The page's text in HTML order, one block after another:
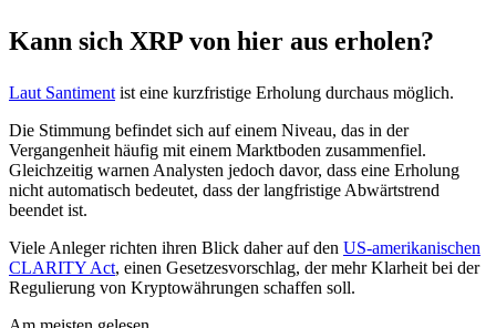
Kann sich XRP von hier aus erholen?
Laut Santiment ist eine kurzfristige Erholung durchaus möglich.
Die Stimmung befindet sich auf einem Niveau, das in der
Vergangenheit häufig mit einem Marktboden zusammenfiel.
Gleichzeitig warnen Analysten jedoch davor, dass eine Erholung
nicht automatisch bedeutet, dass der langfristige Abwärtstrend
beendet ist.
Viele Anleger richten ihren Blick daher auf den US-amerikanischen
CLARITY Act, einen Gesetzesvorschlag, der mehr Klarheit bei der
Regulierung von Kryptowährungen schaffen soll.